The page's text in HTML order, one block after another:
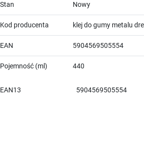
Stan Nowy
Kod producenta klej do gumy metalu
EAN 5904569505554
Pojemność (ml) 440
EAN13 5904569505554